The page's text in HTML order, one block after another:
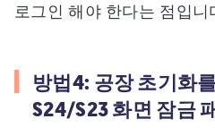
로그인 해야 한다는 점입니
방법4: 공장 초기화
S24/S23 화면 잠금